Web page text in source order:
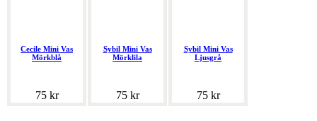
Cecile Mini Vas
Mörkblå
75 kr
Sybil Mini Vas
Mörklila
75 kr
Sybil Mini Vas
Ljusgrå
75 kr